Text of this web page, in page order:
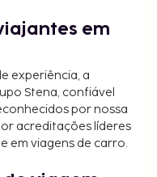
em
experiência, a
Stena, confiável
por nossa
acreditações líderes
em viagens de carro.